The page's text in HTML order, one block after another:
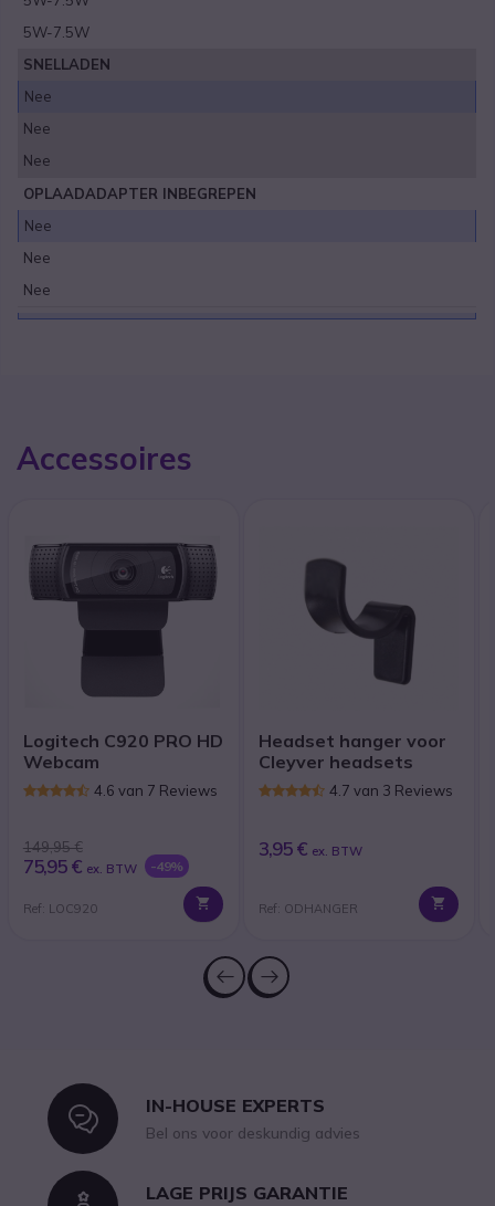
5W-7.5W
SNELLADEN
Nee
Nee
Nee
OPLAADADAPTER INBEGREPEN
Nee
Nee
Nee
Accessoires
Logitech C920 PRO HD
Webcam
4.6 van 7 Reviews
149,95 €
75,95 € ex. BTW -49%
Ref: LOC920
Headset hanger voor
Cleyver headsets
4.7 van 3 Reviews
3,95 € ex. BTW
Ref: ODHANGER
IconIN-HOUSE EXPERTS
Bel ons voor deskundig advies
LAGE PRIJS GARANTIE